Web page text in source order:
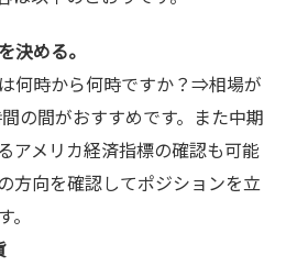
決める。
何時から何時ですか？⇒相場が
の間がおすすめです。また中期
アメリカ経済指標の確認も可能
方向を確認してポジションを立
。